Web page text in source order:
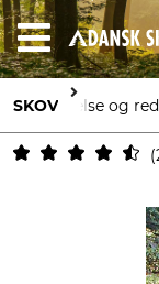
SKOV
beskyttelse og